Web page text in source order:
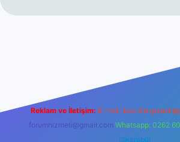
Reklam ve İletişim: E-mail:
forumhizmeti@gmail.com Whatsapp: 0262
@karabul